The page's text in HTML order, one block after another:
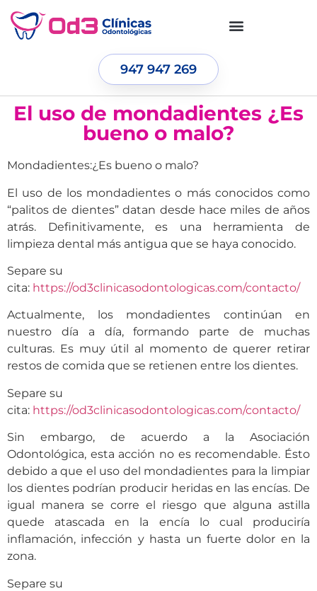
947 947 269
El uso de mondadientes ¿Es
bueno o malo?
Mondadientes:¿Es bueno o malo?
El uso de los mondadientes o más conocidos como
“palitos de dientes” datan desde hace miles de años
atrás. Definitivamente, es una herramienta de
limpieza dental más antigua que se haya conocido.
Separe su
cita: https://od3clinicasodontologicas.com/contacto/
Actualmente, los mondadientes continúan en
nuestro día a día, formando parte de muchas
culturas. Es muy útil al momento de querer retirar
restos de comida que se retienen entre los dientes.
Separe su
cita: https://od3clinicasodontologicas.com/contacto/
Sin embargo, de acuerdo a la Asociación
Odontológica, esta acción no es recomendable. Ésto
debido a que el uso del mondadientes para la limpiar
los dientes podrían producir heridas en las encías. De
igual manera se corre el riesgo que alguna astilla
quede atascada en la encía lo cual produciría
inflamación, infección y hasta un fuerte dolor en la
zona.
Separe su